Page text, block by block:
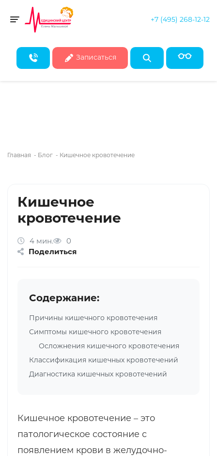
Toggle navigation +7 (495) 268-12-12
Записаться
Скидка 50% на все консультации врачей!*
августа
Главная - Блог - Кишечное кровотечение
Кишечное
кровотечение
4 мин.
0
Поделиться
Содержание:
Причины кишечного кровотечения
Симптомы кишечного кровотечения
Осложнения кишечного кровотечения
Классификация кишечных кровотечений
Диагностика кишечных кровотечений
Кишечное кровотечение – это
патологическое состояние с
появлением крови в желудочно-